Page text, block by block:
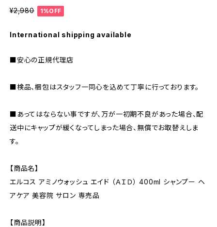
¥2,980 1%OFF
International shipping available
■安心の正規代理店
■検品、梱包はスタッフ一同心を込めて丁寧に行っております。
■あってはならない事ですが、万が一初期不良があった場合、配
送中にキャップが緩くなってしまった場合、無償でお取替えしま
す。
【商品名】
エルコス アミノウォッシュ エイド （ＡＩＤ） 400ml シャンプー ヘ
アケア 美容院 サロン 専売品
【商品説明】